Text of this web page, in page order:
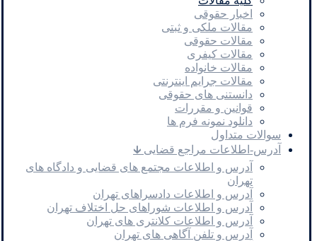
اخبار حقوقی
مقالات ملکی و ثبتی
مقالات حقوقی
مقالات کیفری
مقالات خانواده
مقالات جرایم اینترنتی
دانستنی های حقوقی
قوانین و مقررات
دانلود نمونه فرم ها
سوالات متداول
آدرس-اطلاعات مراجع قضایی 🡳
آدرس و اطلاعات مجتمع های قضایی و دادگاه های
تهران
آدرس و اطلاعات دادسراهای تهران
آدرس و اطلاعات شوراهای حل اختلاف تهران
آدرس و اطلاعات کلانتری های تهران
آدرس و تلفن آگاهی های تهران